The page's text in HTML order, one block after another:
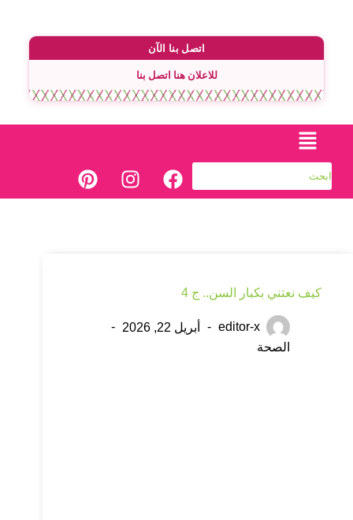
اتصل بنا الآن
للاعلان هنا اتصل بنا
كيف نعتني بكبار السن.. ج 4
editor-x
أبريل 22, 2026
الصحة